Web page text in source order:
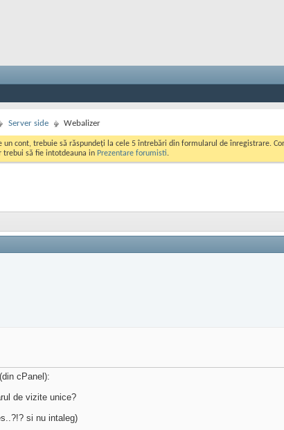
Server side Webalizer
un cont, trebuie să răspundeți la cele 5 întrebări din formularul de înregistrare.
trebui să fie intotdeauna in Prezentare forumisti.
cPanel):
de vizite unice?
si nu intaleg)